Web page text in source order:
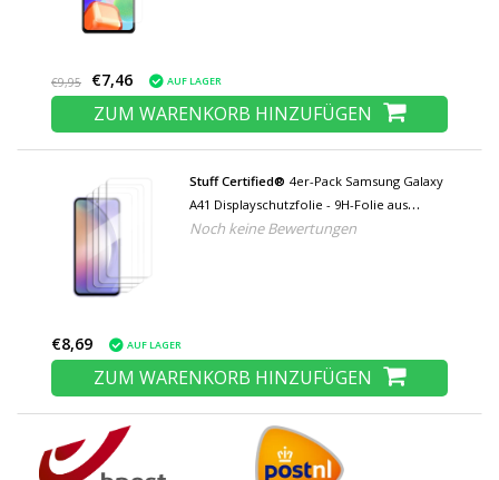
€9,95 €7,46 AUF LAGER
ZUM WARENKORB HINZUFÜGEN
Stuff Certified® 4er-Pack Samsung Galaxy
A41 Displayschutzfolie - 9H-Folie aus
gehärtetem Glas
Noch keine Bewertungen
€8,69 AUF LAGER
ZUM WARENKORB HINZUFÜGEN